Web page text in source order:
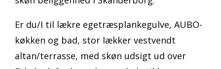
Er du/I til lækre egetræsplankegulve, AUBO-
køkken og bad, stor lækker vestvendt
altan/terrasse, med skøn udsigt ud over